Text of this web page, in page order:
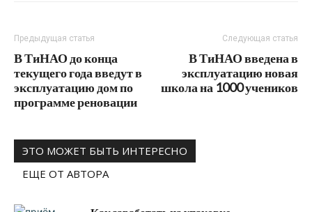
Предыдущая статья
В ТиНАО до конца
текущего года введут в
эксплуатацию дом по
программе реновации
Следующая статья
В ТиНАО введена в
эксплуатацию новая
школа на 1000 учеников
ЭТО МОЖЕТ БЫТЬ ИНТЕРЕСНО
ЕЩЕ ОТ АВТОРА